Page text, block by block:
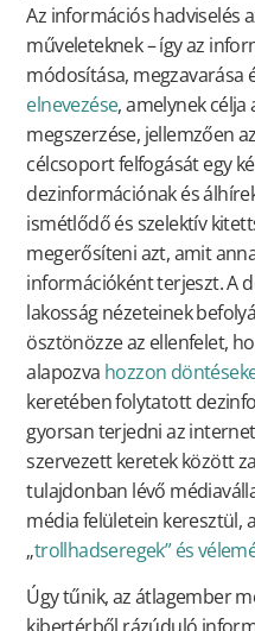
Az információs hadviselés
műveleteknek – így az
módosítása, megzavarása
elnevezése, amelynek
megszerzése, jellemzően
célcsoport felfogását egy
dezinformációnak és
ismétlődő és szelektív
megerősíteni azt, amit
információként terjeszt. A
lakosság nézeteinek
ösztönözze az ellenfelet,
alapozva hozzon
keretében folytatott
gyorsan terjedni az
szervezett keretek között
tulajdonban lévő
média felületein keresztül,
„trollhadseregek” és
Úgy tűnik, az átlagember